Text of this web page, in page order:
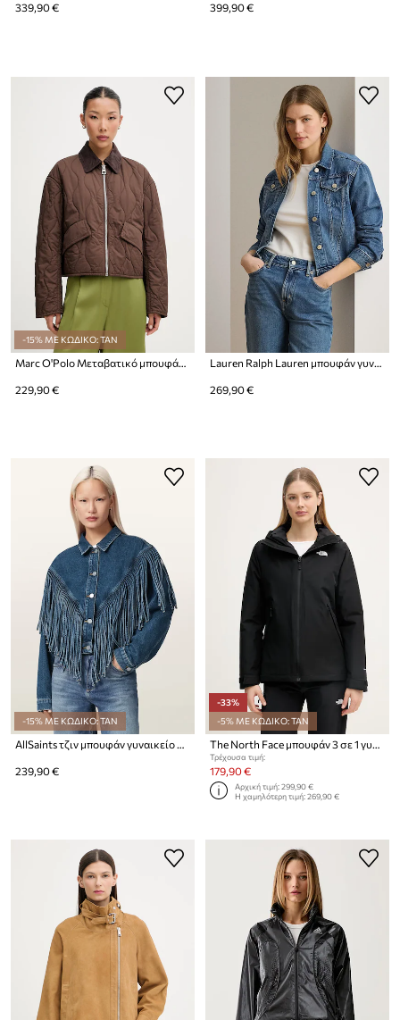
339,90 € 399,90 €
-15% ΜΕ ΚΩΔΙΚΟ: TAN
229,90 € 269,90 €
-15% ΜΕ ΚΩΔΙΚΟ: TAN
AllSaints τζιν μπουφάν γυναικείο MARLENE
239,90 €
-33%
-5% ΜΕ ΚΩΔΙΚΟ: TAN
The North Face μπουφάν 3 σε 1 γυναικεία TRICLIMATE
Τρέχουσα τιμή:
179,90 €
Αρχική τιμή:299,90 €
Η χαμηλότερη τιμή:269,90 €